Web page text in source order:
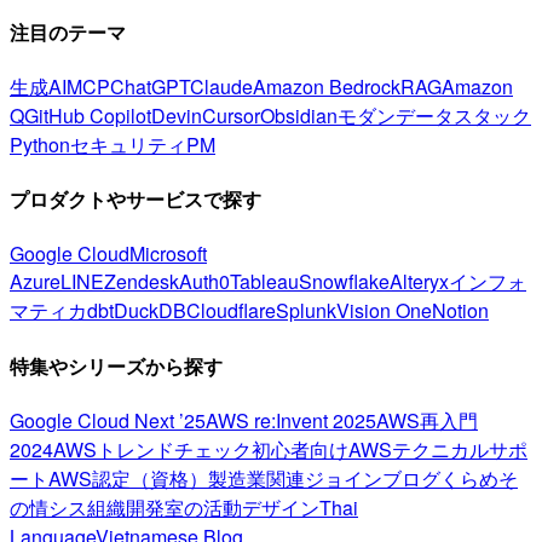
注目のテーマ
生成AIMCPChatGPTClaudeAmazon BedrockRAGAmazon
QGitHub CopilotDevinCursorObsidianモダンデータスタック
PythonセキュリティPM
プロダクトやサービスで探す
Google CloudMicrosoft
AzureLINEZendeskAuth0TableauSnowflakeAlteryxインフォ
マティカdbtDuckDBCloudflareSplunkVision OneNotion
特集やシリーズから探す
Google Cloud Next ’25AWS re:Invent 2025AWS再入門
2024AWSトレンドチェック初心者向けAWSテクニカルサポ
ートAWS認定（資格） 製造業関連ジョインブログくらめそ
の情シス組織開発室の活動デザインThai
LanguageVietnamese Blog